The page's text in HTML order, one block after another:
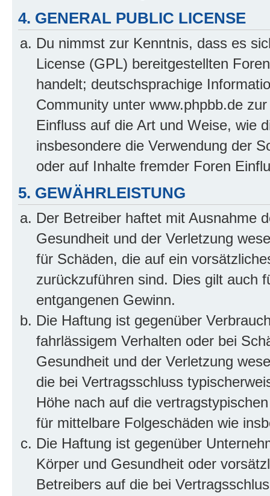
4. GENERAL PUBLIC LICENSE
Du nimmst zur Kenntnis, dass es
License (GPL) bereitgestellten
handelt; deutschsprachige
Community unter www.phpbb.de
Einfluss auf die Art und Weise, wie
insbesondere die Verwendung der
oder auf Inhalte fremder Foren
5. GEWÄHRLEISTUNG
Der Betreiber haftet mit Ausnahme
Gesundheit und der Verletzung
für Schäden, die auf ein
zurückzuführen sind. Dies gilt auch
entgangenen Gewinn.
Die Haftung ist gegenüber
fahrlässigem Verhalten oder bei
Gesundheit und der Verletzung
die bei Vertragsschluss
Höhe nach auf die
für mittelbare Folgeschäden wie
Die Haftung ist gegenüber
Körper und Gesundheit oder
Betreibers auf die bei